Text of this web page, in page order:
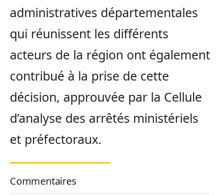
administratives départementales
qui réunissent les différents
acteurs de la région ont également
contribué à la prise de cette
décision, approuvée par la Cellule
d’analyse des arrêtés ministériels
et préfectoraux.
Commentaires